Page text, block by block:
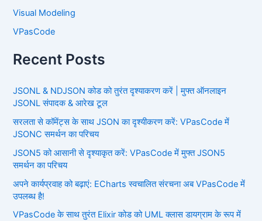
Visual Modeling
VPasCode
Recent Posts
JSONL & NDJSON कोड को तुरंत दृश्याकरण करें | मुफ्त ऑनलाइन
JSONL संपादक & आरेख टूल
सरलता से कॉमेंट्स के साथ JSON का दृश्यीकरण करें: VPasCode में
JSONC समर्थन का परिचय
JSON5 को आसानी से दृश्याकृत करें: VPasCode में मुफ्त JSON5
समर्थन का परिचय
अपने कार्यप्रवाह को बढ़ाएं: ECharts स्वचालित संरचना अब VPasCode में
उपलब्ध है!
VPasCode के साथ तुरंत Elixir कोड को UML क्लास डायग्राम के रूप में